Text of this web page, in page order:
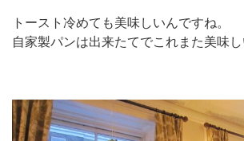
トースト冷めても美味しいんですね。
自家製パンは出来たてでこれまた美味し